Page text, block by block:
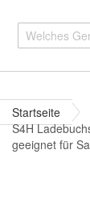
Startseite
S4H
geeignet für